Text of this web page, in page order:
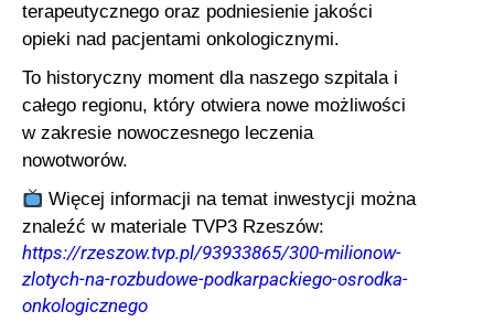
terapeutycznego oraz podniesienie jakości
opieki nad pacjentami onkologicznymi.
To historyczny moment dla naszego szpitala i
całego regionu, który otwiera nowe możliwości
w zakresie nowoczesnego leczenia
nowotworów.
Więcej informacji na temat inwestycji można
znaleźć w materiale TVP3 Rzeszów:
https://rzeszow.tvp.pl/93933865/300-milionow-
zlotych-na-rozbudowe-podkarpackiego-osrodka-
onkologicznego